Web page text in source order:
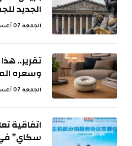
الجديد
الجمعة 07 أغسطس 8:32 م
وسعره
الجمعة 07 أغسطس 8:31 م
اتفاقية
سكاي” في